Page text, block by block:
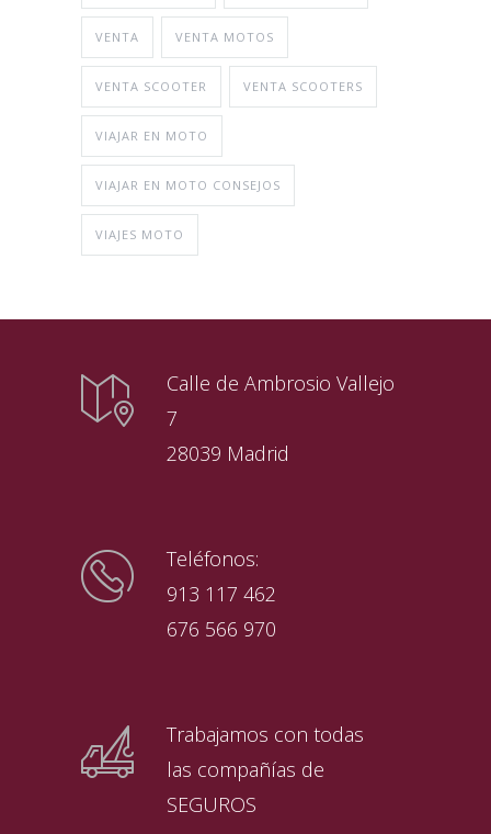
VENTA VENTA MOTOS
VENTA SCOOTER VENTA SCOOTERS
VIAJAR EN MOTO
VIAJAR EN MOTO CONSEJOS
VIAJES MOTO
Calle de Ambrosio Vallejo
7
28039 Madrid
Teléfonos:
913 117 462
676 566 970
Trabajamos con todas
las compañías de
SEGUROS